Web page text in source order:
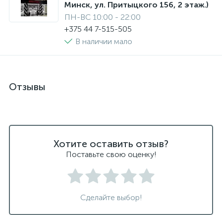
Минск, ул. Притыцкого 156, 2 этаж.)
ПН-ВС 10:00 - 22:00
+375 44 7-515-505
В наличии мало
Отзывы
Хотите оставить отзыв?
Поставьте свою оценку!
Сделайте выбор!